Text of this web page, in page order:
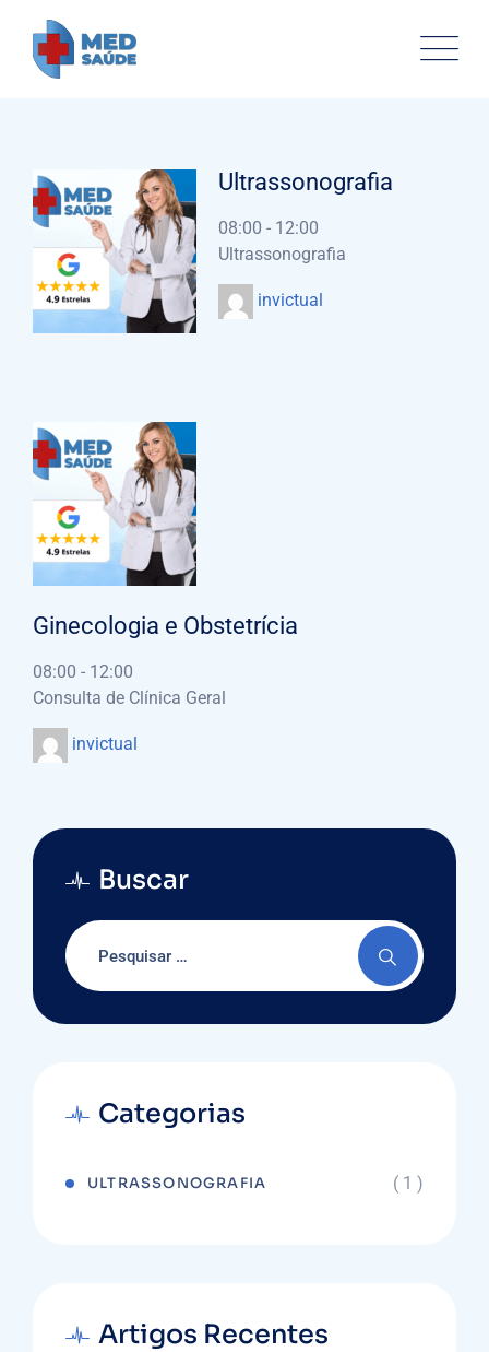
Ultrassonografia
08:00 - 12:00
Ultrassonografia
invictual
Ginecologia e Obstetrícia
08:00 - 12:00
Consulta de Clínica Geral
invictual
Buscar
Categorias
ULTRASSONOGRAFIA ( 1 )
Artigos Recentes